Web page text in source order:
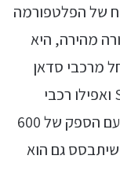
של הפלטפורמה
מהירה, היא
מרכבי סדאן
משפחתיים, דרך רכבי קרוסאובר ו-SUV ואפילו רכבי
ביצועים – יש מצב שנראה רכב חשמלי עם הספק של 600
גם הוא